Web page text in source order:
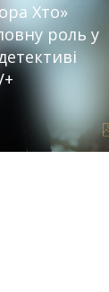
Хто»
роль у